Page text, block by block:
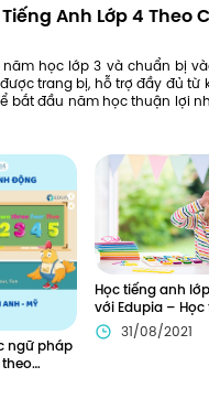
Anh Lớp 4 Theo
năm học lớp 3 và chuẩn bị
trang bị, hỗ trợ đầy đủ từ
bắt đầu năm học thuận lợi
ngữ pháp
theo
Học tiếng anh
với Edupia – Học
chưa bao giờ thú
thế!
31/08/2021